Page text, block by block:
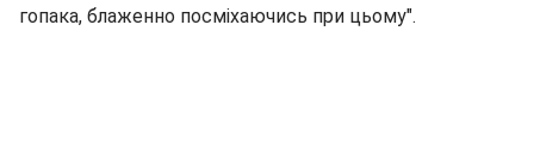
гопака, блаженно посміхаючись при цьому".